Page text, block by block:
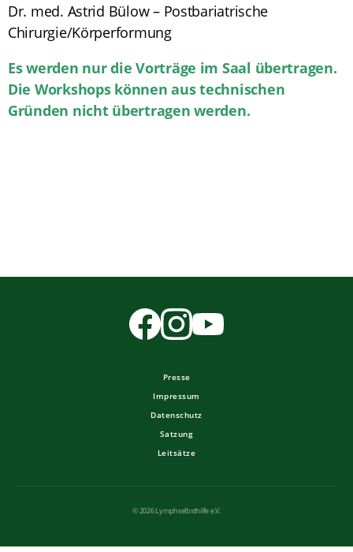
Dr. med. Astrid Bülow – Postbariatrische
Chirurgie/Körperformung
Es werden nur die Vorträge im Saal übertragen.
Die Workshops können aus technischen
Gründen nicht übertragen werden.
Presse
Impressum
Datenschutz
Satzung
Leitsätze
© 2026 Lymphselbsthilfe e.V.